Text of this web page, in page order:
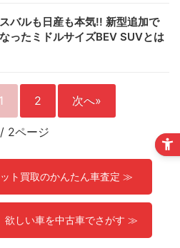
バルも日産も本気!! 新型追加で
ったミドルサイズBEV SUVとは
1 2 次へ»
/ 2ページ
ト買取のかんたん車査定 ≫
欲しい車を中古車でさがす ≫